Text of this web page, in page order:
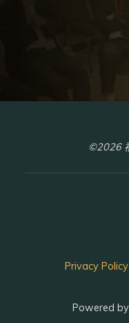
©2026
Privacy Policy
Powered by